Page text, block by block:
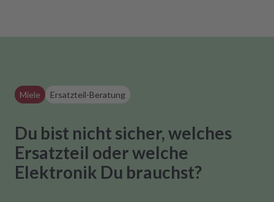
Miele Ersatzteil-Beratung
Du bist nicht sicher, welches
Ersatzteil oder welche
Elektronik Du brauchst?